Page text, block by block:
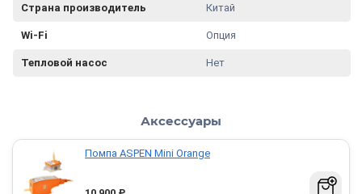
Страна производитель Китай
Wi-Fi Опция
Тепловой насос Нет
Аксессуары
Помпа ASPEN Mini Orange